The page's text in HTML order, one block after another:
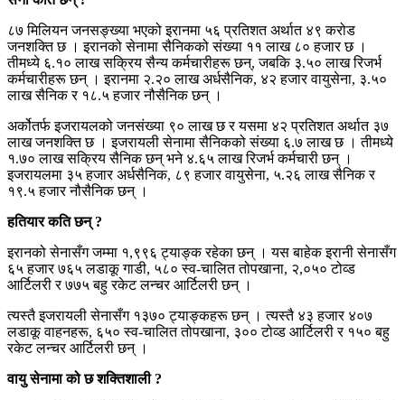
८७ मिलियन जनसङ्ख्या भएको इरानमा ५६ प्रतिशत अर्थात ४९ करोड
जनशक्ति छ । इरानको सेनामा सैनिकको संख्या ११ लाख ८० हजार छ ।
तीमध्ये ६.१० लाख सक्रिय सैन्य कर्मचारीहरू छन्, जबकि ३.५० लाख रिजर्भ
कर्मचारीहरू छन् । इरानमा २.२० लाख अर्धसैनिक, ४२ हजार वायुसेना, ३.५०
लाख सैनिक र १८.५ हजार नौसैनिक छन् ।
अर्कोतर्फ इजरायलको जनसंख्या ९० लाख छ र यसमा ४२ प्रतिशत अर्थात ३७
लाख जनशक्ति छ । इजरायली सेनामा सैनिकको संख्या ६.७ लाख छ । तीमध्ये
१.७० लाख सक्रिय सैनिक छन् भने ४.६५ लाख रिजर्भ कर्मचारी छन् ।
इजरायलमा ३५ हजार अर्धसैनिक, ८९ हजार वायुसेना, ५.२६ लाख सैनिक र
१९.५ हजार नौसैनिक छन् ।
हतियार कति छन् ?
इरानको सेनासँग जम्मा १,९९६ ट्याङ्क रहेका छन् । यस बाहेक इरानी सेनासँग
६५ हजार ७६५ लडाकू गाडी, ५८० स्व-चालित तोपखाना, २,०५० टोव्ड
आर्टिलरी र ७७५ बहु रकेट लन्चर आर्टिलरी छन् ।
त्यस्तै इजरायली सेनासँग १३७० ट्याङ्कहरू छन् । त्यस्तै ४३ हजार ४०७
लडाकू वाहनहरू, ६५० स्व-चालित तोपखाना, ३०० टोव्ड आर्टिलरी र १५० बहु
रकेट लन्चर आर्टिलरी छन् ।
वायु सेनामा को छ शक्तिशाली ?